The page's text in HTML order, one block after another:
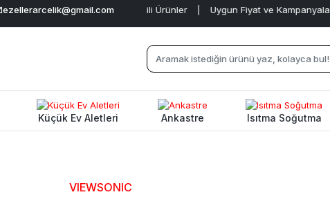
ezellerarcelik@gmail.com
| %100 Orijinal ve Garantili Ürünler Uygun Fiyat ve Kampanyalar
Küçük Ev Aletleri Ankastre Isıtma Soğutma
VIEWSONIC